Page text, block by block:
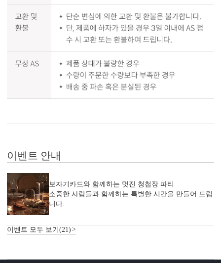
이벤트 안내
보자기카드와 함께하는 멋진 청첩장 파티
소중한 사람들과 함께하는 특별한 시간을 만들어 드립
니다.
이벤트 모두 보기(21)